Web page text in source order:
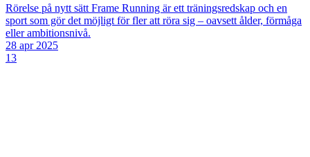
Rörelse på nytt sätt Frame Running är ett träningsredskap och en
sport som gör det möjligt för fler att röra sig – oavsett ålder, förmåga
eller ambitionsnivå.
28 apr 2025
13